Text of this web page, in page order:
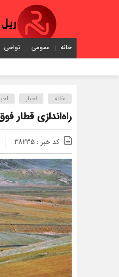
خانه عمومی نواحی
خانه اخبار
راه‌اندازی قطار
کد خبر : 38235